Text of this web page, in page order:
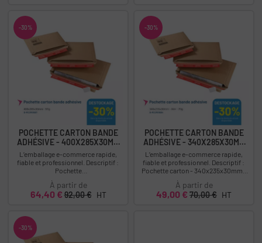
-30%
POCHETTE CARTON BANDE
ADHÉSIVE - 400X285X30MM
-...
L’emballage e-commerce rapide,
fiable et professionnel. Descriptif :
Pochette
carton - 400x285x30mm - 97g
À partir de
Prix
64,40 €Prix
92,00 € HT
-30%
POCHETTE CARTON BANDE
ADHÉSIVE - 340X285X30MM
-...
L’emballage e-commerce rapide,
fiable et professionnel. Descriptif :
Pochette carton - 340x235x30mm -
À partir de
Prix
49,00 € Prix
70,00 € HT
-30%